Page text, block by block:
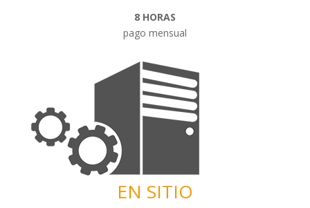
8 HORAS
pago mensual
EN SITIO